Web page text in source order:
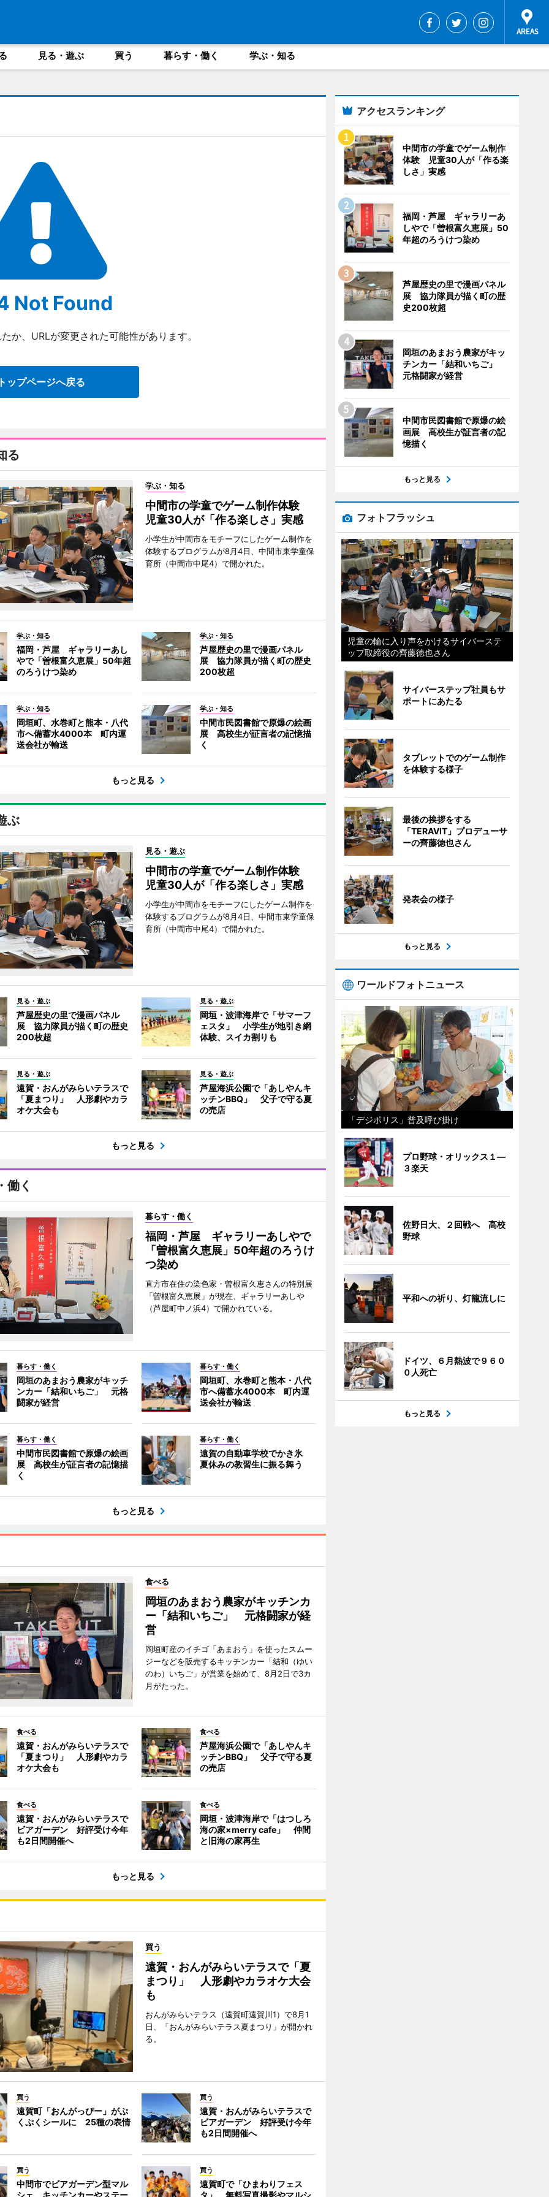
見る・遊ぶ 買う 暮らす・働く 学ぶ・知る
Not Found
か、URLが変更された可能性があります。
ップページへ戻る
る
学ぶ・知る
中間市の学童でゲーム制作体験
児童30人が「作る楽しさ」実感
小学生が中間市をモチーフにしたゲーム制作を
体験するプログラムが8月4日、中間市東学童保
育所（中間市中尾4）で開かれた。
学ぶ・知る
福岡・芦屋 ギャラリーあし
やで「曽根富久恵展」50年超
のろうけつ染め
学ぶ・知る
芦屋歴史の里で漫画パネル
展 協力隊員が描く町の歴史
200枚超
学ぶ・知る
岡垣町、水巻町と熊本・八代
市へ備蓄水4000本 町内運
送会社が輸送
学ぶ・知る
中間市民図書館で原爆の絵画
展 高校生が証言者の記憶描
く
もっと見る
ぶ
見る・遊ぶ
中間市の学童でゲーム制作体験
児童30人が「作る楽しさ」実感
小学生が中間市をモチーフにしたゲーム制作を
体験するプログラムが8月4日、中間市東学童保
育所（中間市中尾4）で開かれた。
見る・遊ぶ
芦屋歴史の里で漫画パネル
展 協力隊員が描く町の歴史
200枚超
見る・遊ぶ
岡垣・波津海岸で「サマーフ
ェスタ」 小学生が地引き網
体験、スイカ割りも
見る・遊ぶ
遠賀・おんがみらいテラスで
「夏まつり」 人形劇やカラ
オケ大会も
見る・遊ぶ
芦屋海浜公園で「あしやんキ
ッチンBBQ」 父子で守る夏
の売店
もっと見る
働く
暮らす・働く
福岡・芦屋 ギャラリーあしやで
「曽根富久恵展」50年超のろうけ
つ染め
直方市在住の染色家・曽根富久恵さんの特別展
「曽根富久恵展」が現在、ギャラリーあしや
（芦屋町中ノ浜4）で開かれている。
暮らす・働く
岡垣のあまおう農家がキッチ
ンカー「結和いちご」 元格
闘家が経営
暮らす・働く
岡垣町、水巻町と熊本・八代
市へ備蓄水4000本 町内運
送会社が輸送
暮らす・働く
中間市民図書館で原爆の絵画
展 高校生が証言者の記憶描
く
暮らす・働く
遠賀の自動車学校でかき氷
夏休みの教習生に振る舞う
もっと見る
食べる
岡垣のあまおう農家がキッチンカ
ー「結和いちご」 元格闘家が経
営
岡垣町産のイチゴ「あまおう」を使ったスムー
ジーなどを販売するキッチンカー「結和（ゆい
のわ）いちご」が営業を始めて、8月2日で3カ
月がたった。
食べる
遠賀・おんがみらいテラスで
「夏まつり」 人形劇やカラ
オケ大会も
食べる
芦屋海浜公園で「あしやんキ
ッチンBBQ」 父子で守る夏
の売店
食べる
遠賀・おんがみらいテラスで
ビアガーデン 好評受け今年
も2日間開催へ
食べる
岡垣・波津海岸で「はつしろ
海の家×merry cafe」 仲間
と旧海の家再生
もっと見る
買う
遠賀・おんがみらいテラスで「夏
まつり」 人形劇やカラオケ大会
も
おんがみらいテラス（遠賀町遠賀川1）で8月1
日、「おんがみらいテラス夏まつり」が開かれ
る。
買う
遠賀町「おんがっぴー」がぷ
くぷくシールに 25種の表情
買う
遠賀・おんがみらいテラスで
ビアガーデン 好評受け今年
も2日間開催へ
買う
中間市でビアガーデン型マル
シェ キッチンカーやステー
買う
遠賀町で「ひまわりフェス
タ」 無料写真撮影やマルシ
アクセスランキング
中間市の学童でゲーム制作
体験 児童30人が「作る楽
しさ」実感
福岡・芦屋 ギャラリーあ
しやで「曽根富久恵展」50
年超のろうけつ染め
芦屋歴史の里で漫画パネル
展 協力隊員が描く町の歴
史200枚超
岡垣のあまおう農家がキッ
チンカー「結和いちご」
元格闘家が経営
中間市民図書館で原爆の絵
画展 高校生が証言者の記
憶描く
もっと見る
フォトフラッシュ
児童の輪に入り声をかけるサイバーステ
ップ取締役の齊藤徳也さん
サイバーステップ社員もサ
ポートにあたる
タブレットでのゲーム制作
を体験する様子
最後の挨拶をする
「TERAVIT」プロデューサ
ーの齊藤徳也さん
発表会の様子
もっと見る
ワールドフォトニュース
「デジポリス」普及呼び掛け
プロ野球・オリックス１―
３楽天
佐野日大、２回戦へ 高校
野球
平和への祈り、灯籠流しに
ドイツ、６月熱波で９６０
０人死亡
もっと見る